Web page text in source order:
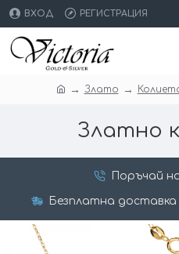
ВХОД РЕГИСТРАЦИЯ
Злато
Златно
Поръчай
Безплатна доставка